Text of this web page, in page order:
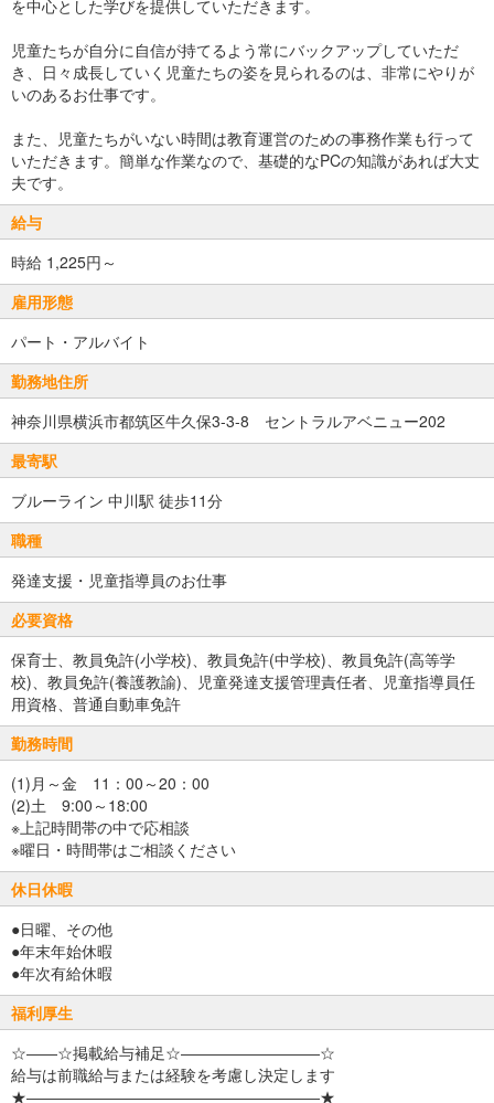
を中心とした学びを提供していただきます。
児童たちが自分に自信が持てるよう常にバックアップしていただ
き、日々成長していく児童たちの姿を見られるのは、非常にやりが
いのあるお仕事です。
また、児童たちがいない時間は教育運営のための事務作業も行って
いただきます。簡単な作業なので、基礎的なPCの知識があれば大丈
夫です。
給与
時給 1,225円～
雇用形態
パート・アルバイト
勤務地住所
神奈川県横浜市都筑区牛久保3-3-8 セントラルアベニュー202
最寄駅
ブルーライン 中川駅 徒歩11分
職種
発達支援・児童指導員のお仕事
必要資格
保育士、教員免許(小学校)、教員免許(中学校)、教員免許(高等学
校)、教員免許(養護教諭)、児童発達支援管理責任者、児童指導員任
用資格、普通自動車免許
勤務時間
(1)月～金 11：00～20：00
(2)土 9:00～18:00
※上記時間帯の中で応相談
※曜日・時間帯はご相談ください
休日休暇
●日曜、その他
●年末年始休暇
●年次有給休暇
福利厚生
☆――☆掲載給与補足☆―――――――――☆
給与は前職給与または経験を考慮し決定します
★―――――――――――――――――――★